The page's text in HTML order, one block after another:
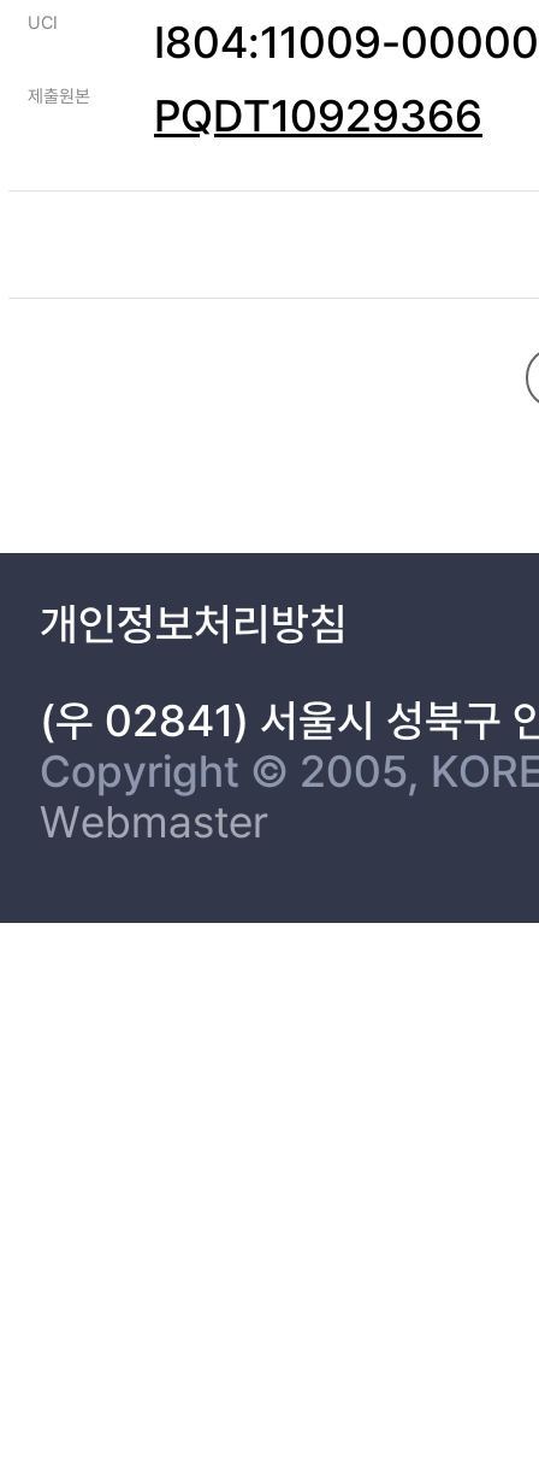
UCI I804:11009-
제출원본 PQDT10929366
개인정보처리방침
(우 02841) 서울시 성북구
Copyright © 2005,
Webmaster